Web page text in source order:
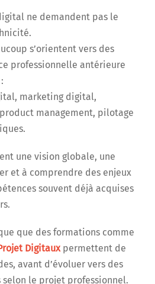
ne demandent pas le
s’orientent vers des
professionnelle antérieure
marketing digital,
management, pilotage
une vision globale, une
et à comprendre des enjeux
souvent déjà acquises
que des formations comme
Digitauxpermettent de
avant d’évoluer vers des
selon le projet professionnel.